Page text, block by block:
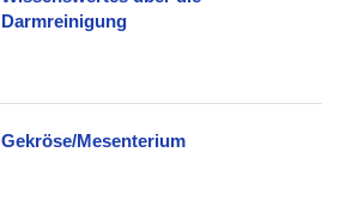
Darmreinigung
Gekröse/Mesenterium